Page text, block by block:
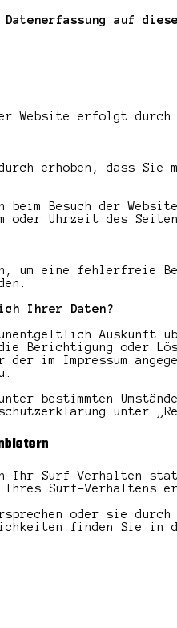
auf
Website erfolgt durch
erhoben, dass
beim Besuch der
oder Uhrzeit des
um eine fehlerfreie
Ihrer Daten?
Auskunft
Berichtigung oder
im Impressum
bestimmten
unter
Ihr Surf-Verhalten
Ihres Surf-
oder sie
finden Sie in